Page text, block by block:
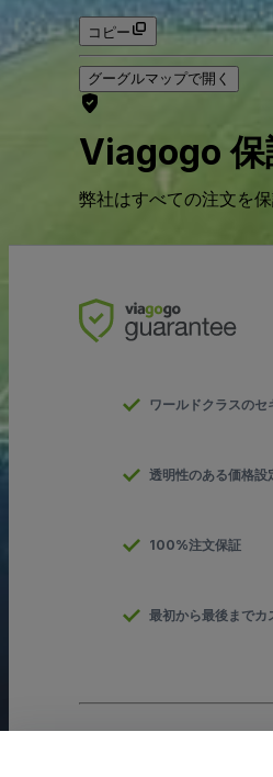
コピー
グーグルマップで開く
Viagogo 保
弊社はすべての注文を
ワールドクラスのセ
透明性のある価格設
100%注文保証
最初から最後までカ